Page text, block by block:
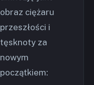
obraz ciężaru
przeszłości i
tęsknoty za
nowym
początkiem: